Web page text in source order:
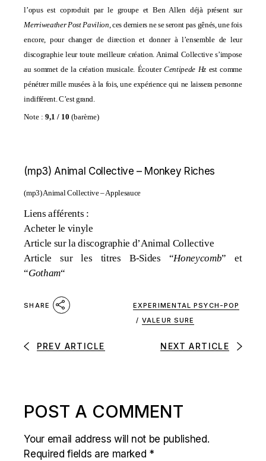
l’opus est coproduit par le groupe et Ben Allen déjà présent sur
Merriweather Post Pavilion , ces derniers ne se seront pas gênés, une fois
encore, pour changer de direction et donner à l’ensemble de leur
discographie leur toute meilleure création. Animal Collective s’impose
au sommet de la création musicale. ÉcouterCentipede Hzest comme
pénétrer mille musées à la fois, une expérience qui ne laissera personne
indifférent. C’est grand.
Note :9,1 / 10 (barème)
(mp3) Animal Collective – Monkey Riches
(mp3)Animal Collective – Applesauce
Liens afférents :
Acheter le vinyle
Article sur la discographie d’Animal Collective
Article sur les titres B-Sides “Honeycomb” et
“Gotham“
SHARE
EXPERIMENTAL PSYCH-POP
/ VALEUR SURE
PREV ARTICLE NEXT ARTICLE
POST A COMMENT
Your email address will not be published.
Required fields are marked *